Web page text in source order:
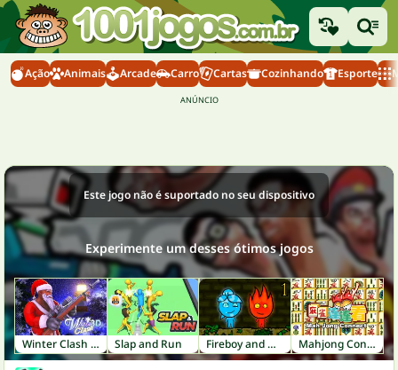
Ação Animais Arcade Carro Cartas Cozinhando Esporte
Este jogo não é suportado no seu dispositivo
Experimente um desses ótimos jogos
Winter Clash 3D Slap and Run Fireboy and Watergirl 1: Forest Temple Mahjong Connect